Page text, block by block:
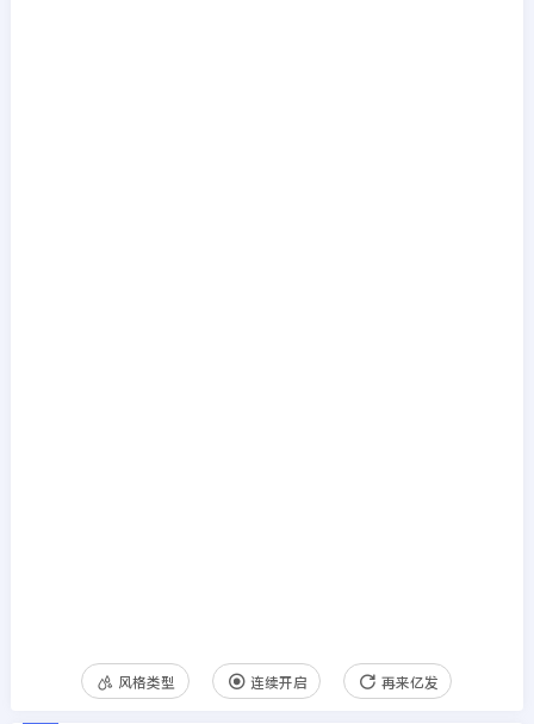
风格类型 连续开启 再来亿发